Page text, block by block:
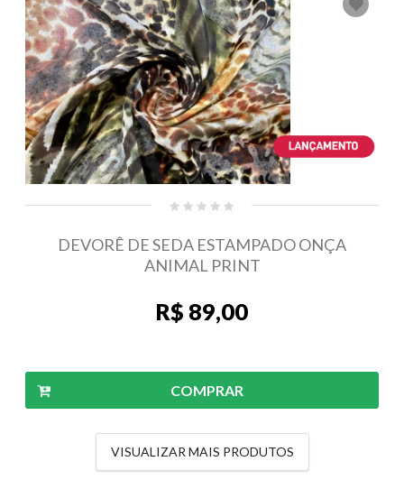
DEVORÊ DE SEDA ESTAMPADO ONÇA
ANIMAL PRINT
R$ 89,00
COMPRAR
VISUALIZAR MAIS PRODUTOS